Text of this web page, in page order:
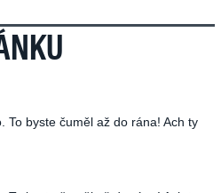
To byste čuměl až do rána! Ach ty